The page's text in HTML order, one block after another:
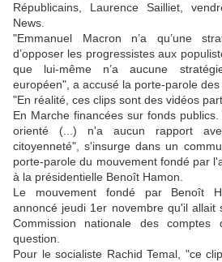
Républicains, Laurence Sailliet,
News.
"Emmanuel Macron n’a qu’une
d’opposer les progressistes aux
que lui-même n’a aucune
européen", a accusé la porte-parole des
"En réalité, ces clips sont des vidéos
En Marche financées sur fonds
orienté (...) n'a aucun rapport
citoyenneté", s'insurge dans un
porte-parole du mouvement fondé par
à la présidentielle Benoît Hamon.
Le mouvement fondé par Benoît
annoncé jeudi 1er novembre qu'il allait
Commission nationale des
question.
Pour le socialiste Rachid Temal, "ce